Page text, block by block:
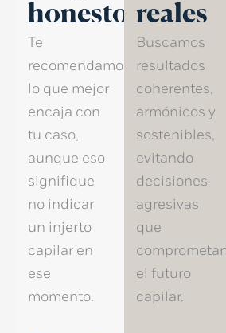
honesto
Te
recomendamos
lo que mejor
encaja con
tu caso,
aunque eso
signifique
no indicar
un injerto
capilar en
ese
momento.
reales
Buscamos
resultados
coherentes,
armónicos y
sostenibles,
evitando
decisiones
agresivas
que
el futuro
capilar.